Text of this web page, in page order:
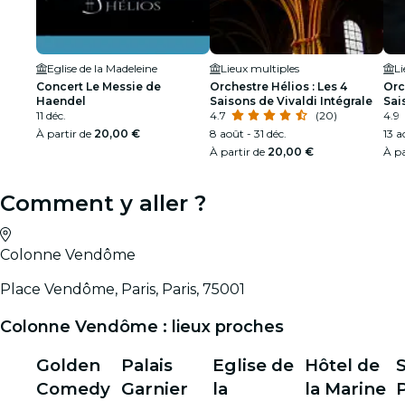
Eglise de la Madeleine
Concert Le Messie de
Haendel
11 déc.
À partir de 20,00 €
Lieux multiples
Orchestre Hélios : Les 4
Saisons de Vivaldi Intégrale
4.7
(20)
8 août - 31 déc.
À partir de 20,00 €
4.9
13
À
Comment y aller ?
Colonne Vendôme
Place Vendôme, Paris, Paris, 75001
Colonne Vendôme : lieux proches
Golden
Comedy
Palais
Garnier
Eglise de
la
Hôtel de
la Marine